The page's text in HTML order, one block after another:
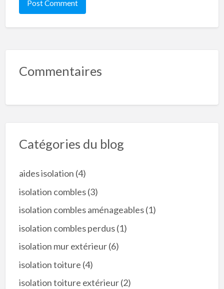
Commentaires
Catégories du blog
aides isolation (4)
isolation combles(3)
isolation combles aménageables(1)
isolation combles perdus(1)
isolation mur extérieur(6)
isolation toiture (4)
isolation toiture extérieur(2)